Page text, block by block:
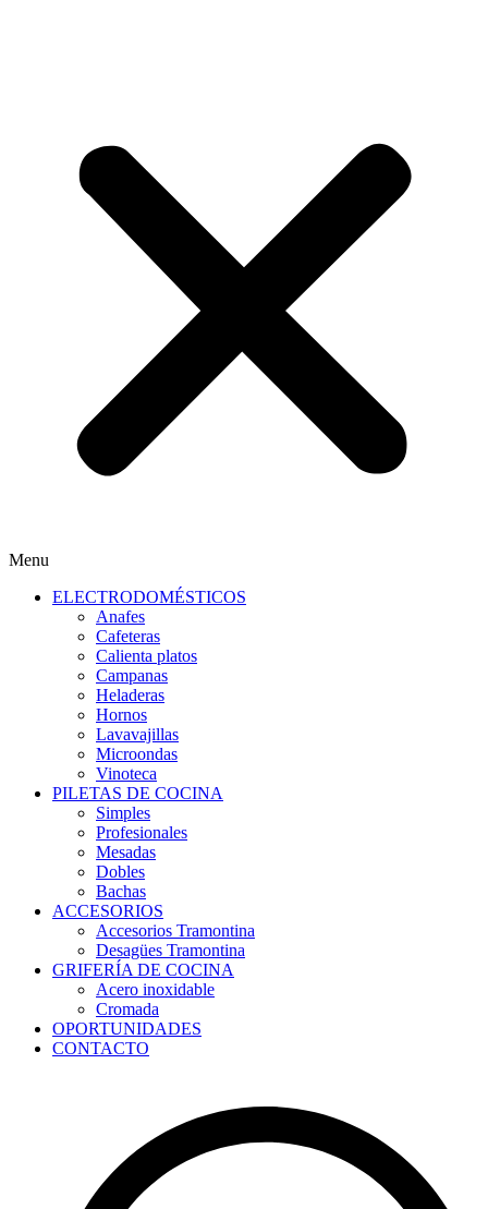
Menu
ELECTRODOMÉSTICOS
Anafes
Cafeteras
Calienta platos
Campanas
Heladeras
Hornos
Lavavajillas
Microondas
Vinoteca
PILETAS DE COCINA
Simples
Profesionales
Mesadas
Dobles
Bachas
ACCESORIOS
Accesorios Tramontina
Desagües Tramontina
GRIFERÍA DE COCINA
Acero inoxidable
Cromada
OPORTUNIDADES
CONTACTO